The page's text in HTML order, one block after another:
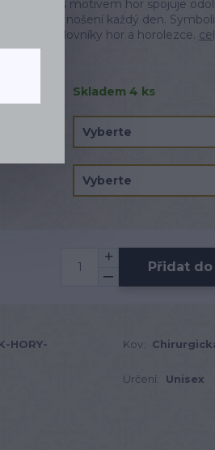
oceli s motivem hor spojuje
pohodlné nošení každý den.
pro milovníky hor a horolezce.
Skladem 4 ks
Přidat
HORY-
Kov:
Určení:
Unisex